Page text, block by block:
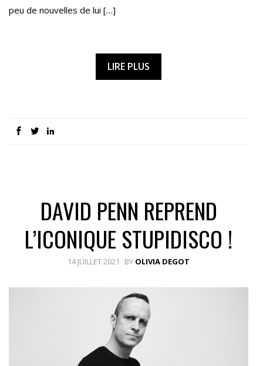
peu de nouvelles de lui […]
LIRE PLUS
DAVID PENN REPREND
L’ICONIQUE STUPIDISCO !
14 JUILLET 2021 BY OLIVIA DEGOT